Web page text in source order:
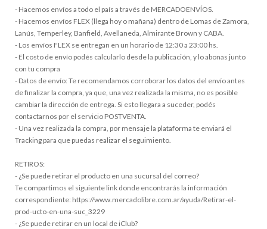
- Hacemos envíos a todo el país a través de MERCADOENVÍOS.
- Hacemos envíos FLEX (llega hoy o mañana) dentro de Lomas de Zamora,
Lanús, Temperley, Banfield, Avellaneda, Almirante Brown y CABA.
- Los envíos FLEX se entregan en un horario de 12:30 a 23:00 hs.
- El costo de envío podés calcularlo desde la publicación, y lo abonas junto
con tu compra
- Datos de envío: Te recomendamos corroborar los datos del envío antes
de finalizar la compra, ya que, una vez realizada la misma, no es posible
cambiar la dirección de entrega. Si esto llegara a suceder, podés
contactarnos por el servicio POSTVENTA.
- Una vez realizada la compra, por mensaje la plataforma te enviará el
Tracking para que puedas realizar el seguimiento.
RETIROS:
- ¿Se puede retirar el producto en una sucursal del correo?
Te compartimos el siguiente link donde encontrarás la información
correspondiente: https://www.mercadolibre.com.ar/ayuda/Retirar-el-
prod-ucto-en-una-suc_3229
- ¿Se puede retirar en un local de iClub?